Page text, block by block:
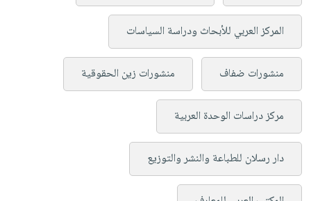
المركز العربي للأبحاث ودراسة السياسات
منشورات ضفاف منشورات زين الحقوقية
مركز دراسات الوحدة العربية
دار رسلان للطباعة والنشر والتوزيع